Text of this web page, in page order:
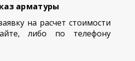
арматуры
на расчет стоимости
либо по телефону